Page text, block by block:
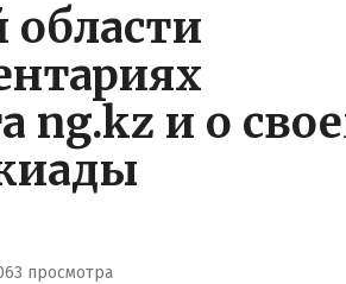
ng.kz и о
просмотра